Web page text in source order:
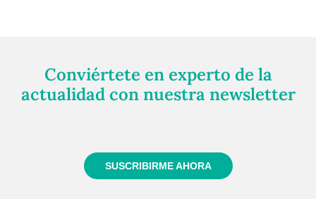
Conviértete en experto de la
actualidad con nuestra newsletter
SUSCRIBIRME AHORA